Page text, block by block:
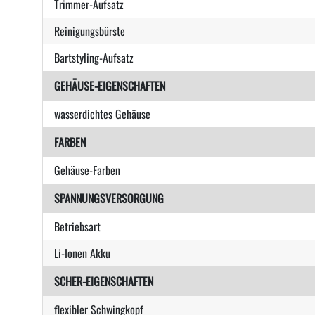
Trimmer-Aufsatz
Reinigungsbürste
Bartstyling-Aufsatz
GEHÄUSE-EIGENSCHAFTEN
wasserdichtes Gehäuse
FARBEN
Gehäuse-Farben
SPANNUNGSVERSORGUNG
Betriebsart
Li-Ionen Akku
SCHER-EIGENSCHAFTEN
flexibler Schwingkopf